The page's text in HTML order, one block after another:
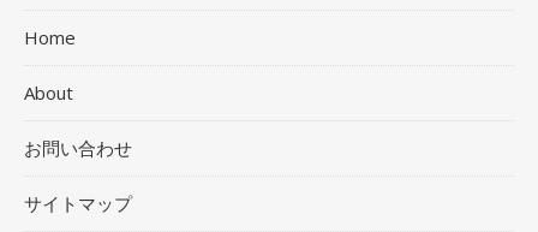
Home
About
お問い合わせ
サイトマップ